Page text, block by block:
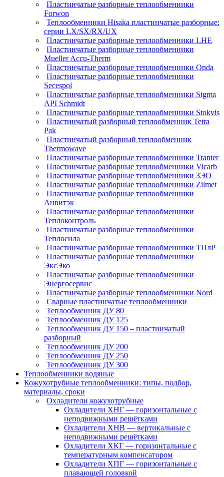
Пластинчатые разборные теплообменники
Forwon
Теплообменники Hisaka пластинчатые разборные:
серии LX/SX/RX/UX
Пластинчатые разборные теплообменники LHE
Пластинчатые разборные теплообменники
Mueller Accu-Therm
Пластинчатые разборные теплообменники Onda
Пластинчатые разборные теплообменники
Secespol
Пластинчатые разборные теплообменники Sigma
API Schmidt
Пластинчатые разборные теплообменники Stokvis
Пластинчатый разборный теплообменник Tetra
Pak
Пластинчатый разборный теплообменник
Thermowave
Пластинчатые разборные теплообменники Tranter
Пластинчатые разборные теплообменники Vicarb
Пластинчатые разборные теплообменники ЗЭО
Пластинчатые разборные теплообменники Zilmet
Пластинчатые разборные теплообменники
Анвитэк
Пластинчатые разборные теплообменники
Теплоконтроль
Пластинчатые разборные теплообменники
Теплосила
Пластинчатые разборные теплообменники ТПлР
Пластинчатые разборные теплообменники
ЭксЭко
Пластинчатые разборные теплообменники
Энергосервис
Пластинчатые разборные теплообменники Nord
Сварные пластинчатые теплообменники
Теплообменник ДУ 80
Теплообменник ДУ 125
Теплообменник ДУ 150 – пластинчатый
разборный
Теплообменник ДУ 200
Теплообменник ДУ 250
Теплообменник ДУ 300
Теплообменники водяные
Кожухотрубные теплообменники: типы, подбор,
материалы, сроки
Охладители кожухотрубные
Охладители ХНГ — горизонтальные с
неподвижными решётками
Охладители ХНВ — вертикальные с
неподвижными решётками
Охладители ХКГ — горизонтальные с
температурным компенсатором
Охладители ХПГ — горизонтальные с
плавающей головкой